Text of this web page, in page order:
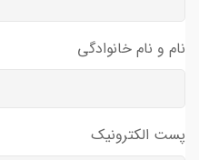
نام و نام خانوادگی
پست الکترونیک